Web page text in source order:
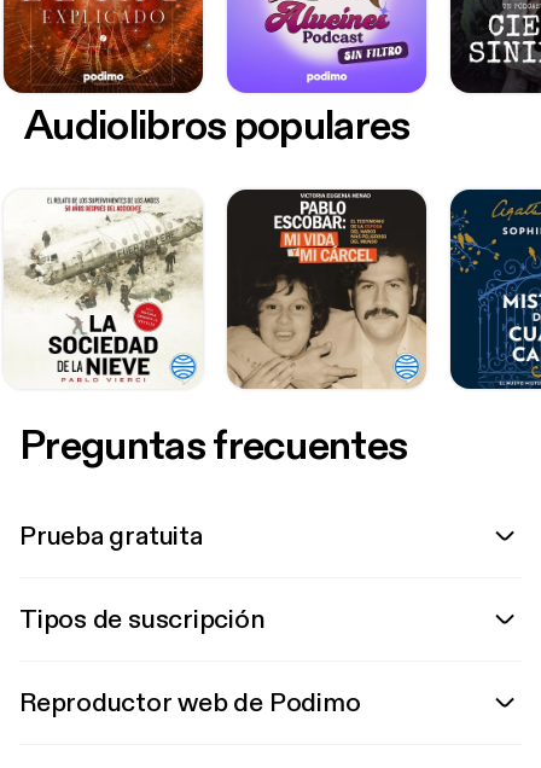
Audiolibros populares
Preguntas frecuentes
Prueba gratuita
Tipos de suscripción
Reproductor web de Podimo